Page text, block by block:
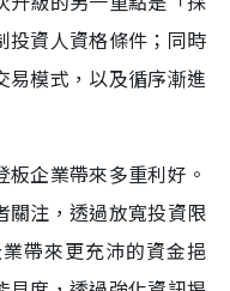
投資人資格條件；同時
易模式，以及循序漸進
企業帶來多重利好。
關注，透過放寬投資限
帶來更充沛的資金挹